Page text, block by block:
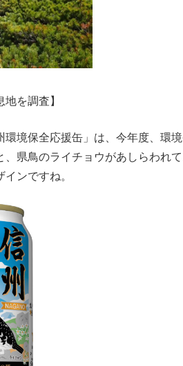
地を調査】
環境保全応援缶」は、今年度、環
県鳥のライチョウがあしらわれて
ンですね。